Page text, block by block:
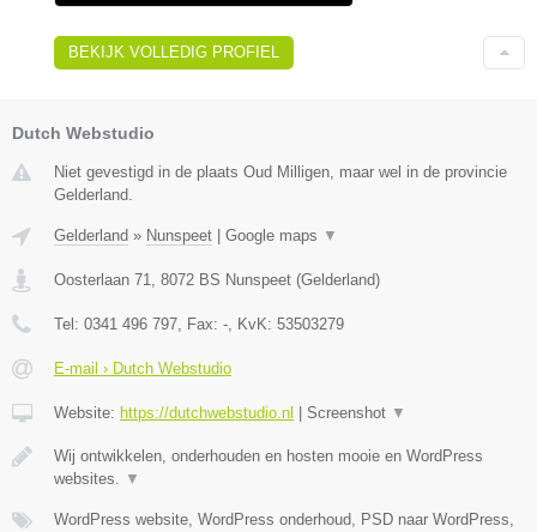
BEKIJK VOLLEDIG PROFIEL
Dutch Webstudio
Niet gevestigd in de plaats Oud Milligen, maar wel in de provincie
Gelderland.
Gelderland » Nunspeet Google maps ▼
Oosterlaan 71, 8072 BS Nunspeet (Gelderland)
Tel: 0341 496 797, Fax: -, KvK: 53503279
E-mail › Dutch Webstudio
Website: https://dutchwebstudio.nl Screenshot ▼
Wij ontwikkelen, onderhouden en hosten mooie en WordPress
websites. ▼
WordPress website, WordPress onderhoud, PSD naar WordPress,